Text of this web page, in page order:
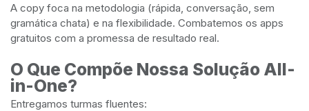
A copy foca na metodologia (rápida, conversação, sem
gramática chata) e na flexibilidade. Combatemos os apps
gratuitos com a promessa de resultado real.
O Que Compõe Nossa Solução All-
in-One?
Entregamos turmas fluentes: